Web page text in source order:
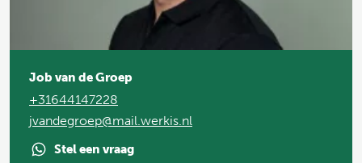
Job van de Groep
+31644147228
jvandegroep@mail.werkis.nl
Stel een vraag